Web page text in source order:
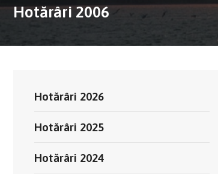
Hotărâri 2006
Hotărâri 2026
Hotărâri 2025
Hotărâri 2024